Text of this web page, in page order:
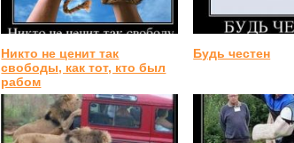
Никто не ценит так
свободы, как тот, кто был
рабом
Будь честен